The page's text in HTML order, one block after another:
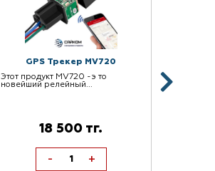
GPS Трекер MV720
Этот продукт MV720 -э то
новейший релейный...
18 500 тг.
- +